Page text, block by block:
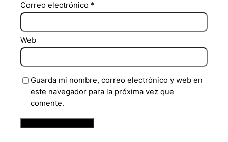
Correo electrónico *
Web
Guarda mi nombre, correo electrónico y web en
este navegador para la próxima vez que
comente.